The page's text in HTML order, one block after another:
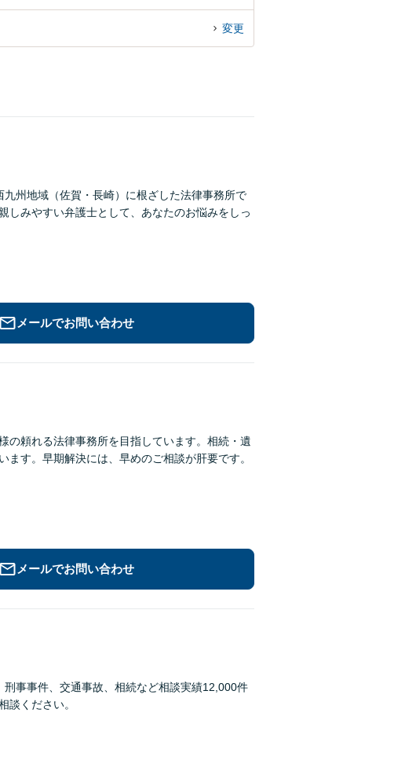
変更
州地域（佐賀・長崎）に根ざした法律事務所で
しみやすい弁護士として、あなたのお悩みをしっ
メールでお問い合わせ
の頼れる法律事務所を目指しています。相続・遺
す。早期解決には、早めのご相談が肝要です。
メールでお問い合わせ
刑事事件、交通事故、相続など相談実績12,000件
談ください。